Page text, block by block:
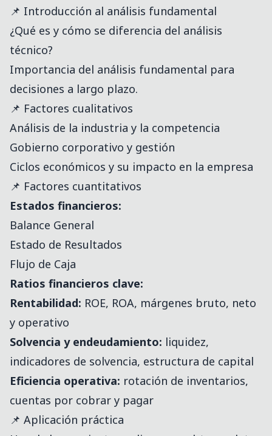
📌 Introducción al análisis fundamental
¿Qué es y cómo se diferencia del análisis
técnico?
Importancia del análisis fundamental para
decisiones a largo plazo.
📌 Factores cualitativos
Análisis de la industria y la competencia
Gobierno corporativo y gestión
Ciclos económicos y su impacto en la empresa
📌 Factores cuantitativos
Estados financieros:
Balance General
Estado de Resultados
Flujo de Caja
Ratios financieros clave:
Rentabilidad: ROE, ROA, márgenes bruto, neto
y operativo
Solvencia y endeudamiento: liquidez,
indicadores de solvencia, estructura de capital
Eficiencia operativa: rotación de inventarios,
cuentas por cobrar y pagar
📌 Aplicación práctica